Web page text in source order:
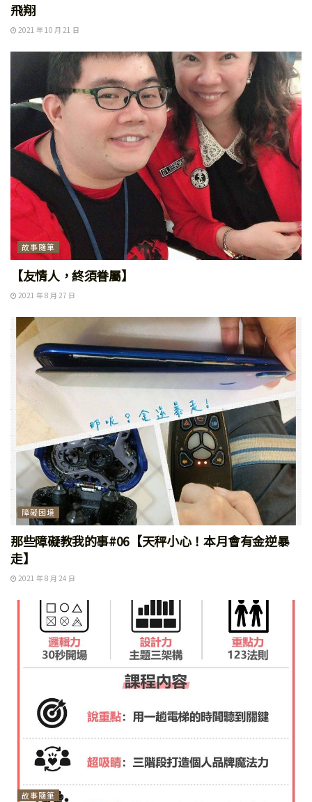
飛翔
2021 年 10 月 21 日
故事隨筆
【友情人，終須眷屬】
2021 年 8 月 27 日
障礙困境
那些障礙教我的事#06【天秤小心！本月會有金逆暴
走】
2021 年 8 月 24 日
故事隨筆